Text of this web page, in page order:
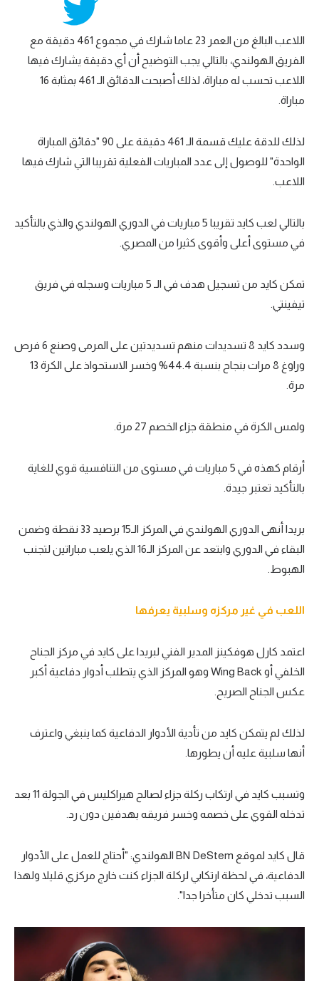
تحليل في الجول
حكايات في الجول
كويز في الجول
اللاعب البالغ من العمر 23 عاما شارك في مجموع 461 دقيقة مع
الفريق الهولندي، بالتالي يجب التوضيح أن أي دقيقة يشارك فيها
اللاعب تحسب له مباراة، لذلك أصبحت الدقائق الـ 461 بمثابة 16
مباراة.
لذلك للدقة عليك قسمة الـ 461 دقيقة على 90 "دقائق المباراة
الواحدة" للوصول إلى عدد المباريات الفعلية تقريبا التي شارك فيها
اللاعب.
بالتالي لعب كايد تقريبا 5 مباريات في الدوري الهولندي والذي بالتأكيد
في مستوى أعلى وأقوى كثيرا من المصري.
تمكن كايد من تسجيل هدف في الـ 5 مباريات وسجله في فريق
تيفينتي.
وسدد كايد 8 تسديدات منهم تسديدتين على المرمى وصنع 6 فرص
وراوغ 8 مرات بنجاح بنسبة 44.4% وخسر الاستحواذ على الكرة 13
مرة.
ولمس الكرة في منطقة جزاء الخصم 27 مرة.
أرقام كهذه في 5 مباريات في مستوى من التنافسية قوي للغاية
بالتأكيد تعتبر جيدة.
بريدا أنهى الدوري الهولندي في المركز الـ15 برصيد 33 نقطة وضمن
البقاء في الدوري وابتعد عن المركز الـ16 الذي يلعب مباراتين لتجنب
الهبوط.
اللعب في غير مركزه وسلبية يعرفها
اعتمد كارل هوفكينز المدير الفني لبريدا على كايد في مركز الجناح
الخلفي أو Wing Back وهو المركز الذي يتطلب أدوار دفاعية أكبر
عكس الجناح الصريح.
لذلك لم يتمكن كايد من تأدية الأدوار الدفاعية كما ينبغي واعترف
أنها سلبية عليه أن يطورها.
وتسبب كايد في ارتكاب ركلة جزاء لصالح هيراكليس في الجولة 11 بعد
تدخله القوي على خصمه وخسر فريقه بهدفين دون رد.
قال كايد لموقع BN DeStem الهولندي: "أحتاج للعمل على الأدوار
الدفاعية، في لحظة ارتكابي لركلة الجزاء كنت خارج مركزي قليلا ولهذا
السبب تدخلي كان متأخرا جدا".